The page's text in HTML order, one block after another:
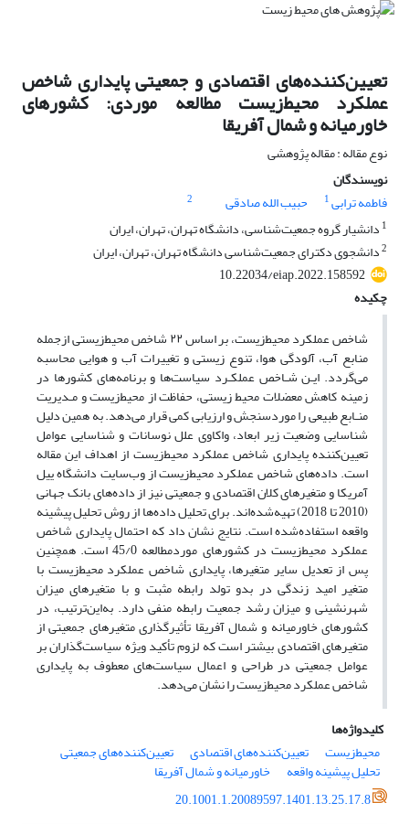
تعیین‌کننده‌های اقتصادی و جمعیتی پایداری شاخص
عملکرد محیط‌زیست مطالعه موردی: کشورهای
خاورمیانه و شمال آفریقا
نوع مقاله : مقاله پژوهشی
نویسندگان
فاطمه ترابی1 حبیب الله صادقی
2
1 دانشیار گروه جمعیت‌‌شناسی، دانشگاه تهران، تهران، ایران
2دانشجوی دکترای جمعیت‌شناسی دانشگاه تهران، تهران، ایران
10.22034/eiap.2022.158592
چکیده
شاخص عملکرد محیط‌زیست، بر اساس ۲۲ شاخص محیط‌‌زیستی ازجمله
منابع آب، آلودگی هوا، تنوع زیستی و تغییرات آب و هوایی محاسبه
می‌گردد. ایـن شـاخص عملکـرد سیاست‌ها و برنامه‌های کشورها در
زمینه کاهش معضلات محیط زیستی، حفاظت از محیط‌زیست و مـدیریت
منـابع طبیعی را موردسنجش و ارزیابی کمی قرار می‌دهد. به همین دلیل
شناسایی وضعیت زیر ابعاد، واکاوی علل نوسانات و شناسایی عوامل
تعیین‌کننده پایداری شاخص عملکرد محیط‌زیست از اهداف این مقاله
است. داده‌های شاخص عملکرد محیط‌زیست از وب‌سایت دانشگاه ییل
آمریکا و متغیرهای کلان اقتصادی و جمعیتی نیز از داده‌های بانک جهانی
(2010 تا 2018) تهیه‌شده‌اند. برای تحلیل داده‌ها از روش تحلیل پیشینه
واقعه استفاده‌شده است. نتایج نشان داد که احتمال پایداری شاخص
عملکرد محیط‌زیست در کشورهای موردمطالعه 45/0 است. همچنین
پس از تعدیل سایر متغیرها، پایداری شاخص عملکرد محیط‌زیست با
متغیر امید زندگی در بدو تولد رابطه مثبت و با متغیرهای میزان
شهرنشینی و میزان رشد جمعیت رابطه منفی دارد. به‌این‌ترتیب، در
کشورهای خاورمیانه و شمال آفریقا تأثیرگذاری متغیرهای جمعیتی از
متغیرهای اقتصادی بیشتر است که لزوم تأکید ویژه سیاست‌گذاران بر
عوامل جمعیتی در طراحی و اعمال سیاست‌های معطوف به پایداری
شاخص عملکرد محیط‌زیست را نشان می‌دهد.
کلیدواژه‌ها
محیط‌زیست
تعیین‌کننده‌های اقتصادی تعیین‌کننده‌های جمعیتی
تحلیل پیشینه واقعه
خاورمیانه و شمال آفریقا
20.1001.1.20089597.1401.13.25.17.8